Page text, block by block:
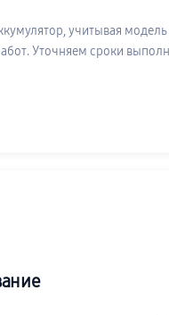
учитывая модель
Уточняем сроки